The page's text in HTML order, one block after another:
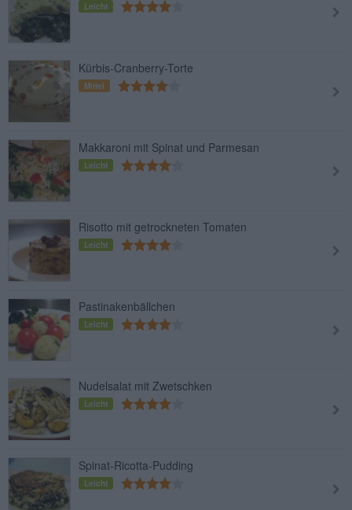
Leicht
Kürbis-Cranberry-Torte
Mittel
Makkaroni mit Spinat und Parmesan
Leicht
Risotto mit getrockneten Tomaten
Leicht
Pastinakenbällchen
Leicht
Nudelsalat mit Zwetschken
Leicht
Spinat-Ricotta-Pudding
Leicht